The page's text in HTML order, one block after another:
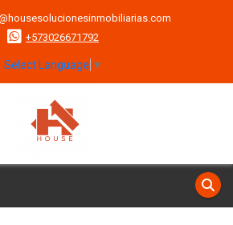
+573026671792
Select Language ▼